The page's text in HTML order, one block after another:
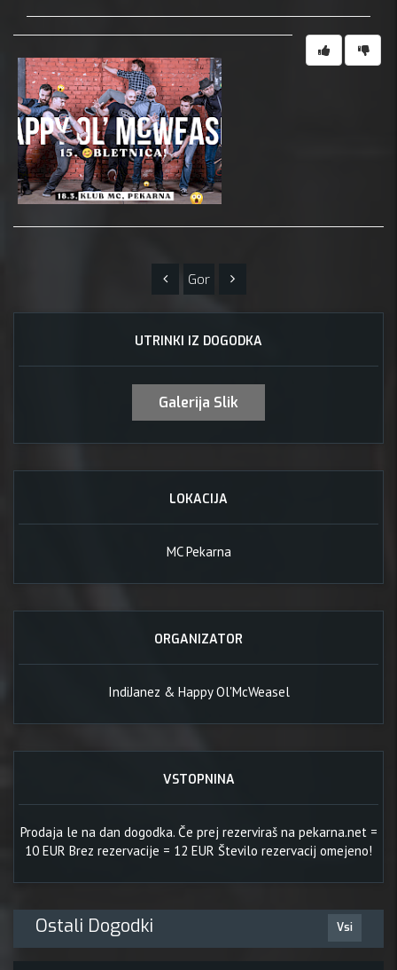
Gor
UTRINKI IZ DOGODKA
Galerija Slik
LOKACIJA
MC Pekarna
ORGANIZATOR
IndiJanez & Happy Ol'McWeasel
VSTOPNINA
Prodaja le na dan dogodka. Če prej rezerviraš na pekarna.net =
10 EUR Brez rezervacije = 12 EUR Število rezervacij omejeno!
Ostali Dogodki Vsi